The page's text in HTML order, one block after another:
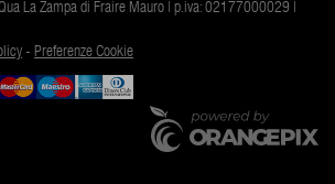
La Zampa di Fraire Mauro | p.iva: 02177000029 |
- Preferenze Cookie